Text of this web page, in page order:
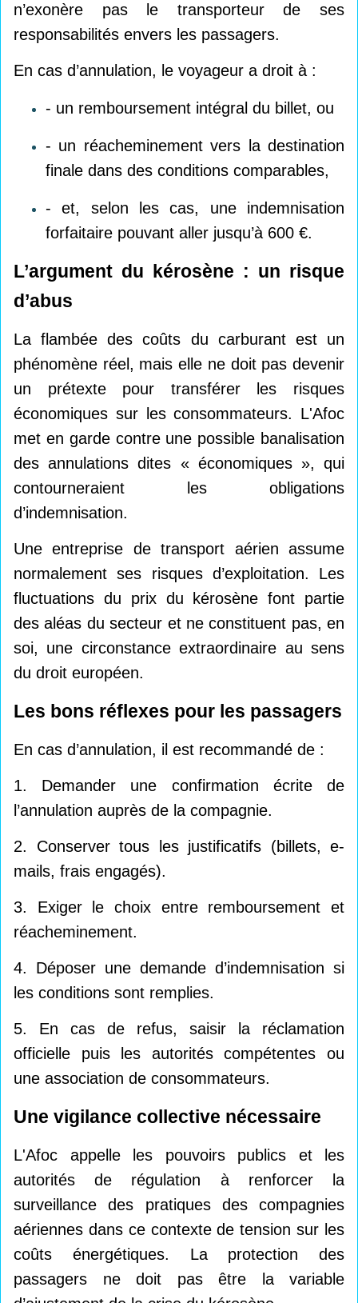
n’exonère pas le transporteur de ses
responsabilités envers les passagers.
En cas d’annulation, le voyageur a droit à :
- un remboursement intégral du billet, ou
- un réacheminement vers la destination
finale dans des conditions comparables,
- et, selon les cas, une indemnisation
forfaitaire pouvant aller jusqu’à 600 €.
L’argument du kérosène : un risque
d’abus
La flambée des coûts du carburant est un
phénomène réel, mais elle ne doit pas devenir
un prétexte pour transférer les risques
économiques sur les consommateurs. L'Afoc
met en garde contre une possible banalisation
des annulations dites « économiques », qui
contourneraient les obligations
d’indemnisation.
Une entreprise de transport aérien assume
normalement ses risques d’exploitation. Les
fluctuations du prix du kérosène font partie
des aléas du secteur et ne constituent pas, en
soi, une circonstance extraordinaire au sens
du droit européen.
Les bons réflexes pour les passagers
En cas d’annulation, il est recommandé de :
1. Demander une confirmation écrite de
l’annulation auprès de la compagnie.
2. Conserver tous les justificatifs (billets, e-
mails, frais engagés).
3. Exiger le choix entre remboursement et
réacheminement.
4. Déposer une demande d’indemnisation si
les conditions sont remplies.
5. En cas de refus, saisir la réclamation
officielle puis les autorités compétentes ou
une association de consommateurs.
Une vigilance collective nécessaire
L'Afoc appelle les pouvoirs publics et les
autorités de régulation à renforcer la
surveillance des pratiques des compagnies
aériennes dans ce contexte de tension sur les
coûts énergétiques. La protection des
passagers ne doit pas être la variable